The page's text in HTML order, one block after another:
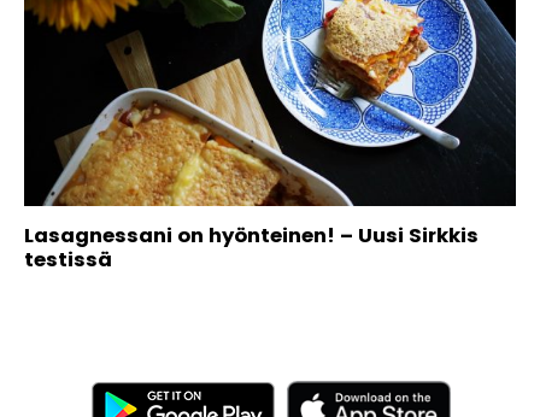
Lasagnessani on hyönteinen! – Uusi Sirkkis
testissä